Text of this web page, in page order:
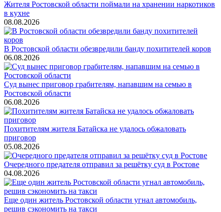
Жителя Ростовской области поймали на хранении наркотиков
в кухне
08.08.2026
В Ростовской области обезвредили банду похитителей коров
06.08.2026
Суд вынес приговор грабителям, напавшим на семью в
Ростовской области
06.08.2026
Похитителям жителя Батайска не удалось обжаловать
приговор
05.08.2026
Очередного предателя отправил за решётку суд в Ростове
04.08.2026
Еще один житель Ростовской области угнал автомобиль,
решив сэкономить на такси